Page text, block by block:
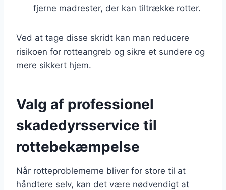
fjerne madrester, der kan tiltrække rotter.
Ved at tage disse skridt kan man reducere
risikoen for rotteangreb og sikre et sundere og
mere sikkert hjem.
Valg af professionel
skadedyrsservice til
rottebekæmpelse
Når rotteproblemerne bliver for store til at
håndtere selv, kan det være nødvendigt at